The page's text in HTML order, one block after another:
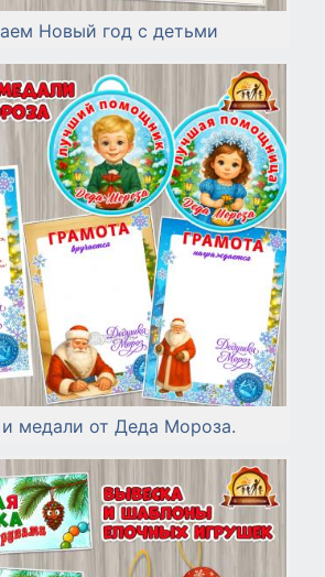
Новый год с детьми
медали от Деда Мороза.